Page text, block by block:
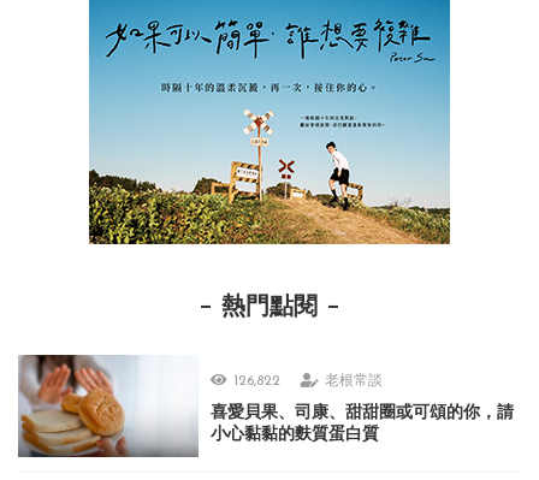
熱門點閱
126,822 老根常談
喜愛貝果、司康、甜甜圈或可頌的你，請
小心黏黏的麩質蛋白質